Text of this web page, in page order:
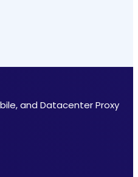
and Datacenter Proxy